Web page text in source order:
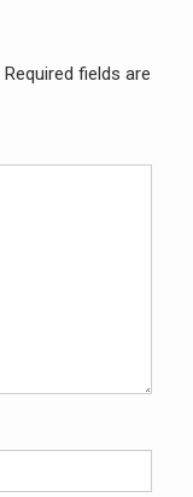
Required fields are